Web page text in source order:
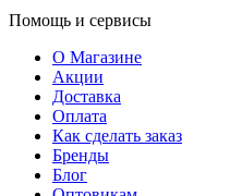
Помощь и сервисы
О Магазине
Акции
Доставка
Оплата
Как сделать заказ
Бренды
Блог